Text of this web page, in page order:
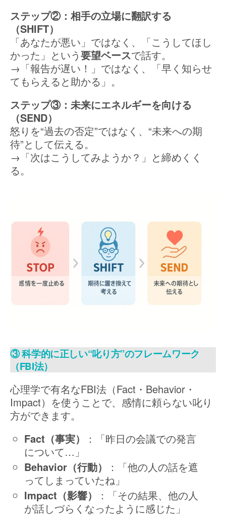
ステップ②：相手の立場に翻訳する
（SHIFT）
「あなたが悪い」ではなく、「こうしてほし
かった」という要望ベースで話す。
→「報告が遅い！」ではなく、「早く知らせ
てもらえると助かる」。
ステップ③：未来にエネルギーを向ける
（SEND）
怒りを“過去の否定”ではなく、“未来への期
待”として伝える。
→「次はこうしてみようか？」と締めくく
る。
③ 科学的に正しい“叱り方”のフレームワーク
（FBI法）
心理学で有名なFBI法（Fact・Behavior・
Impact）を使うことで、感情に頼らない叱り
方ができます。
Fact（事実）
：「昨日の会議での発言
について…」
Behavior（行動）
：「他の人の話を遮
ってしまっていたね」
Impact（影響）
：「その結果、他の人
が話しづらくなったように感じた」